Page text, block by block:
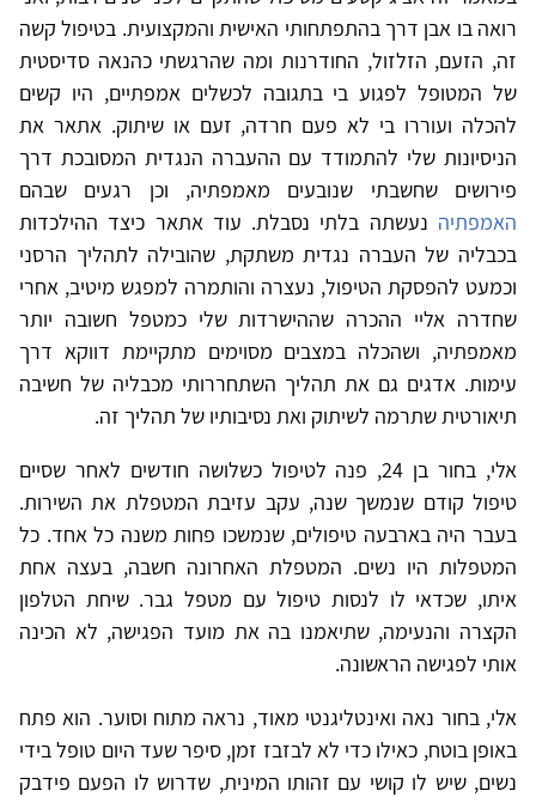
רואה בו אבן דרך בהתפתחותי האישית והמקצועית. בטיפול קשה
זה, הזעם, הזלזול, החודרנות ומה שהרגשתי כהנאה סדיסטית
של המטופל לפגוע בי בתגובה לכשלים אמפתיים, היו קשים
להכלה ועוררו בי לא פעם חרדה, זעם או שיתוק. אתאר את
הניסיונות שלי להתמודד עם ההעברה הנגדית המסובכת דרך
פירושים שחשבתי שנובעים מאמפתיה, וכן רגעים שבהם
האמפתיה נעשתה בלתי נסבלת. עוד אתאר כיצד ההילכדות
בכבליה של העברה נגדית משתקת, שהובילה לתהליך הרסני
וכמעט להפסקת הטיפול, נעצרה והותמרה למפגש מיטיב, אחרי
שחדרה אליי ההכרה שההישרדות שלי כמטפל חשובה יותר
מאמפתיה, ושהכלה במצבים מסוימים מתקיימת דווקא דרך
עימות. אדגים גם את תהליך השתחררותי מכבליה של חשיבה
תיאורטית שתרמה לשיתוק ואת נסיבותיו של תהליך זה.
אלי, בחור בן 24, פנה לטיפול כשלושה חודשים לאחר שסיים
טיפול קודם שנמשך שנה, עקב עזיבת המטפלת את השירות.
בעבר היה בארבעה טיפולים, שנמשכו פחות משנה כל אחד. כל
המטפלות היו נשים. המטפלת האחרונה חשבה, בעצה אחת
איתו, שכדאי לו לנסות טיפול עם מטפל גבר. שיחת הטלפון
הקצרה והנעימה, שתיאמנו בה את מועד הפגישה, לא הכינה
אותי לפגישה הראשונה.
אלי, בחור נאה ואינטליגנטי מאוד, נראה מתוח וסוער. הוא פתח
באופן בוטח, כאילו כדי לא לבזבז זמן, סיפר שעד היום טופל בידי
נשים, שיש לו קושי עם זהותו המינית, שדרוש לו הפעם פידבק